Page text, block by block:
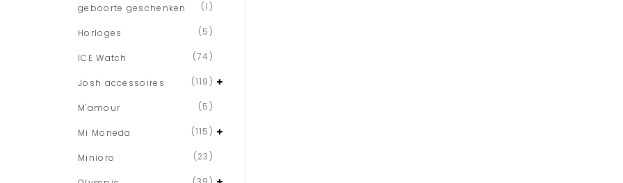
geboorte geschenken (1)
Horloges (5)
ICE Watch (74)
Josh accessoires (119)
M'amour (5)
Mi Moneda (115)
Minioro (23)